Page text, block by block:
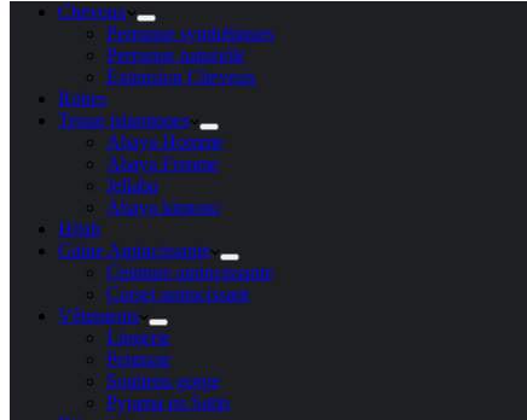
Cheveux
Perruque synthétiques
Perruque naturelle
Extension Cheveux
Robes
Tenue islamiques
Abaya Homme
Abaya Femme
Jellaba
Abaya kimono
Hijab
Gaine Amincissante
Ceinture amincissante
Corset amincissant
Vêtements
Lingerie
Peignoir
Soutiens gorge
Pyjama en Satin